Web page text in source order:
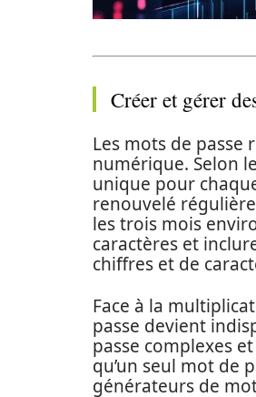
Créer et gérer
Les mots de
numérique. Selon
unique pour
renouvelé
les trois mois
caractères et
chiffres et de
Face à la
passe devient
passe complexes
qu’un seul mot de
générateurs de